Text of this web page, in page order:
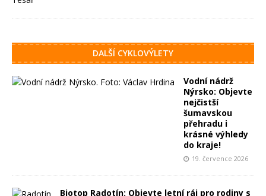
DALŠÍ CYKLOVÝLETY
Vodní nádrž
Nýrsko: Objevte
nejčistší
šumavskou
přehradu i
krásné výhledy
do kraje!
19. července 2026
Biotop Radotín: Objevte letní ráj pro rodiny s